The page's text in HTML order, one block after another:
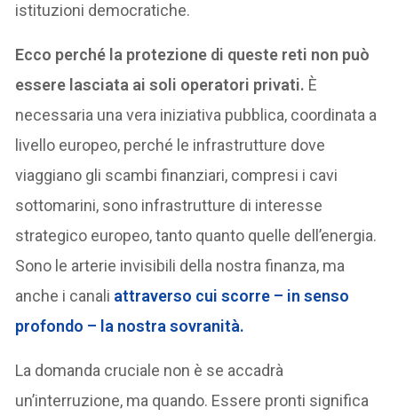
istituzioni democratiche.
Ecco perché la protezione di queste reti non può
essere lasciata ai soli operatori privati. È
necessaria una vera iniziativa pubblica, coordinata a
livello europeo, perché le infrastrutture dove
viaggiano gli scambi finanziari, compresi i cavi
sottomarini, sono infrastrutture di interesse
strategico europeo, tanto quanto quelle dell’energia.
Sono le arterie invisibili della nostra finanza, ma
anche i canali attraverso cui scorre – in senso
profondo – la nostra sovranità.
La domanda cruciale non è se accadrà
un’interruzione, ma quando. Essere pronti significa